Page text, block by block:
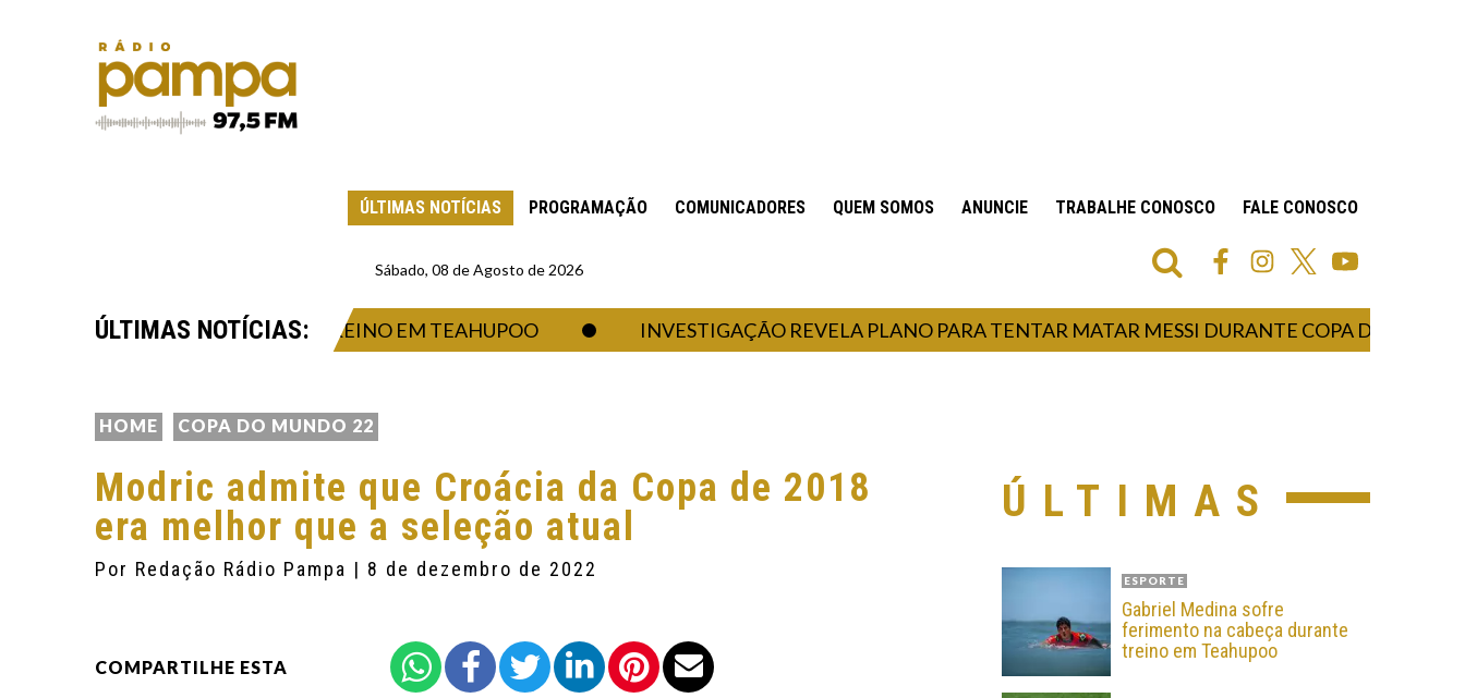
ÚLTIMAS NOTÍCIAS PROGRAMAÇÃO COMUNICADORES QUEM SOMOS ANUNCIE TRABALHE CONOSCO FALE CONOSCO
Sábado, 08 de Agosto de 2026
ÚLTIMAS NOTÍCIAS:
NA CABEÇA DURANTE TREINO EM TEAHUPOO INVESTIGAÇÃO REVELA PLANO PARA TENTAR MATAR MESSI DURANTE COPA DO MUNDO, DIZ
HOME COPA DO MUNDO 22
Modric admite que Croácia da Copa de 2018
era melhor que a seleção atual
Por Redação Rádio Pampa | 8 de dezembro de 2022
COMPARTILHE ESTA
ÚLTIMAS
ESPORTE
Gabriel Medina sofre
ferimento na cabeça durante
treino em Teahupoo